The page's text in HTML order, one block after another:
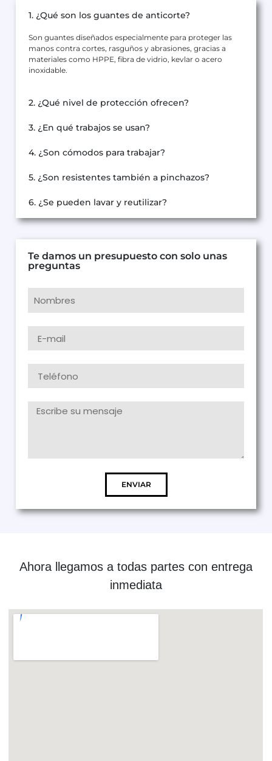
1. ¿Qué son los guantes de anticorte?
Son guantes diseñados especialmente para proteger las
manos contra cortes, rasguños y abrasiones, gracias a
materiales como HPPE, fibra de vidrio, kevlar o acero
inoxidable.
2. ¿Qué nivel de protección ofrecen?
3. ¿En qué trabajos se usan?
4. ¿Son cómodos para trabajar?
5. ¿Son resistentes también a pinchazos?
6. ¿Se pueden lavar y reutilizar?
Te damos un presupuesto con solo unas
preguntas
ENVIAR
Ahora llegamos a todas partes con entrega
inmediata